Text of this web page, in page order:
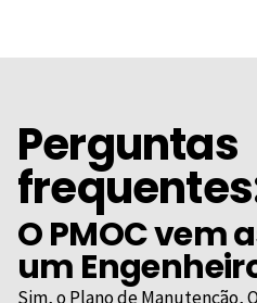
Perguntas
O PMOC vem
um
Sim, o Plano de Manutenção,